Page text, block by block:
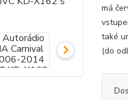
má
také
(do